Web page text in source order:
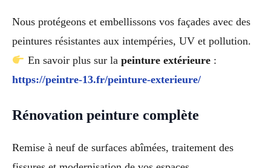
Nous protégeons et embellissons vos façades avec des
peintures résistantes aux intempéries, UV et pollution.
En savoir plus sur la peinture extérieure:
https://peintre-13.fr/peinture-exterieure/
Rénovation peinture complète
Remise à neuf de surfaces abîmées, traitement des